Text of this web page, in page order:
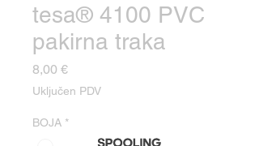
tesa® 4100 PVC
pakirna traka
8,00 €Cijena
Uključen PDV
BOJA *